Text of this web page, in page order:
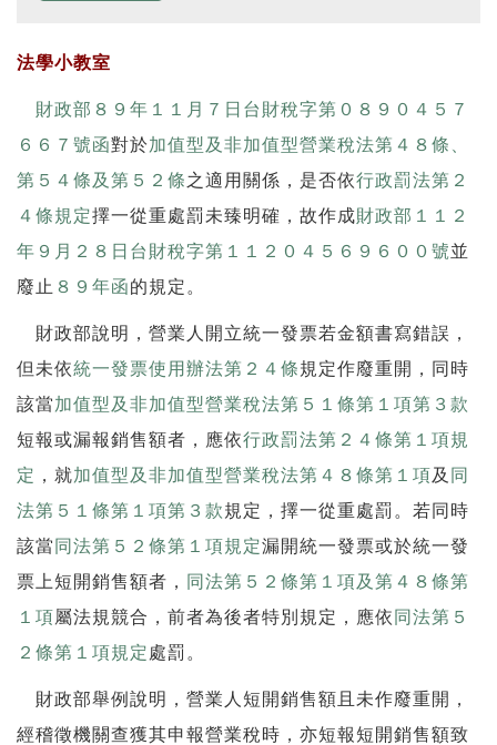
法學小教室
財政部８９年１１月７日台財稅字第０８９０４５７
６６７號函對於加值型及非加值型營業稅法第４８條、
第５４條及第５２條之適用關係，是否依行政罰法第２
４條規定擇一從重處罰未臻明確，故作成財政部１１２
年９月２８日台財稅字第１１２０４５６９６００號並
廢止 ８９年函的規定。
財政部說明，營業人開立統一發票若金額書寫錯誤，
但未依統一發票使用辦法第２４條規定作廢重開，同時
該當加值型及非加值型營業稅法第５１條第１項第３款
短報或漏報銷售額者，應依行政罰法第２４條第１項規
定 ，就加值型及非加值型營業稅法第４８條第１項及 同
法第５１條第１項第３款規定，擇一從重處罰。若同時
該當 同法第５２條第１項規定漏開統一發票或於統一發
票上短開銷售額者， 同法第５２條第１項及第４８條第
１項屬法規競合，前者為後者特別規定，應依 同法第５
２條第１項規定 處罰。
財政部舉例說明，營業人短開銷售額且未作廢重開，
經稽徵機關查獲其申報營業稅時，亦短報短開銷售額致